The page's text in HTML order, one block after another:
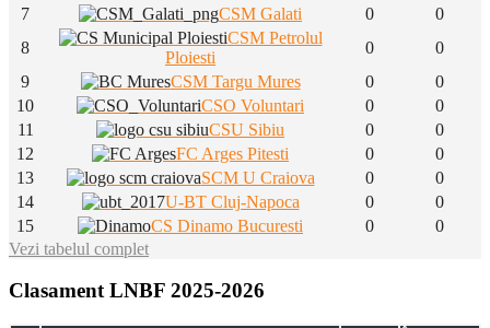
7
CSM Galati 0
0
8
CSM Petrolul
Ploiesti
0
0
9
CSM Targu Mures 0
0
10
CSO Voluntari 0
0
11
CSU Sibiu 0
0
12
FC Arges Pitesti 0
0
13
SCM U Craiova 0
0
14
U-BT Cluj-Napoca 0
0
15
CS Dinamo Bucuresti 0
0
Vezi tabelul complet
Clasament LNBF 2025-2026